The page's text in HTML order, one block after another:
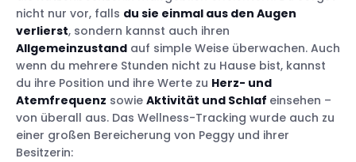
nicht nur vor, falls du sie einmal aus den Augen
verlierst, sondern kannst auch ihren
Allgemeinzustand auf simple Weise überwachen. Auch
wenn du mehrere Stunden nicht zu Hause bist, kannst
du ihre Position und ihre Werte zu Herz- und
Atemfrequenz sowie Aktivität und Schlaf einsehen –
von überall aus. Das Wellness-Tracking wurde auch zu
einer großen Bereicherung von Peggy und ihrer
Besitzerin: